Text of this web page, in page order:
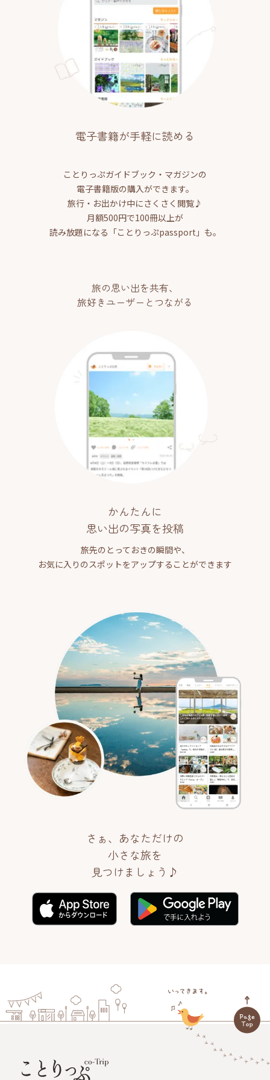
電子書籍が手軽に読める
ことりっぷガイドブック・マガジンの
電子書籍版の購入ができます。
旅行・お出かけ中にさくさく閲覧♪
月額500円で100冊以上が
読み放題になる「ことりっぷpassport」も。
旅の思い出を共有、
旅好きユーザーとつながる
かんたんに
思い出の写真を投稿
旅先のとっておきの瞬間や、
お気に入りのスポットをアップすることができます
さぁ、あなただけの
小さな旅を
見つけましょう♪